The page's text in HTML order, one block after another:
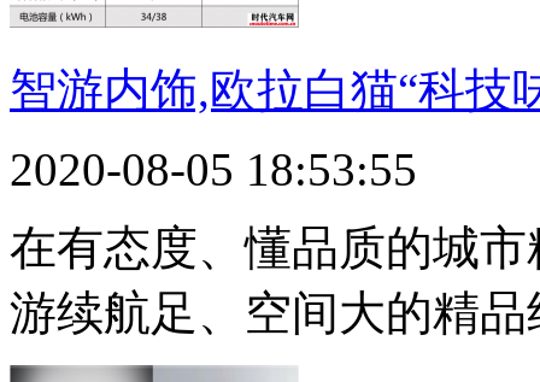
智游内饰,欧拉白猫“科技
2020-08-05 18:53:55
在有态度、懂品质的城
游续航足、空间大的精